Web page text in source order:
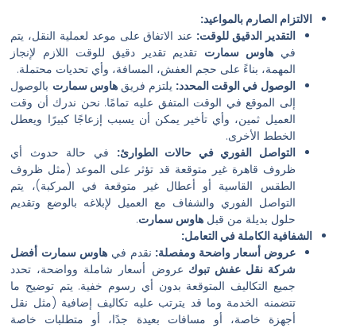
الصارم بالمواعيد:
الدقيق للوقت:عند الاتفاق على موعد لعملية النقل، يتم
هاوس سمارتتقديم تقدير دقيق للوقت اللازم لإنجاز
بناءً على حجم العفش، المسافة، وأي تحديات محتملة.
في الوقت المحدد: يلتزم فريقهاوس سمارتبالوصول
الموقع في الوقت المتفق عليه تمامًا. نحن ندرك أن وقت
ثمين، وأي تأخير يمكن أن يسبب إزعاجًا كبيرًا ويعطل
الأخرى.
الفوري في حالات الطوارئ:في حالة حدوث أي
قاهرة غير متوقعة قد تؤثر على الموعد (مثل ظروف
القاسية أو أعطال غير متوقعة في المركبة)، يتم
الفوري والشفاف مع العميل لإبلاغه بالوضع وتقديم
بديلة من قبل هاوس سمارت.
الكاملة في التعامل:
أسعار واضحة ومفصلة:نقدم فيهاوس سمارت أفضل
نقل عفش تبوكعروض أسعار شاملة وواضحة، تحدد
التكاليف المتوقعة بدون أي رسوم خفية. يتم توضيح ما
الخدمة وما قد يترتب عليه تكاليف إضافية (مثل نقل
خاصة، أو مسافات بعيدة جدًا، أو متطلبات خاصة